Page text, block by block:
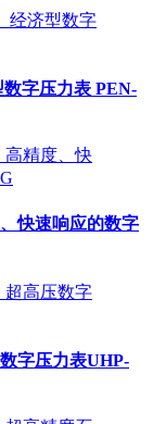
数字压力表 PEN-
快速响应的数字
字压力表UHP-